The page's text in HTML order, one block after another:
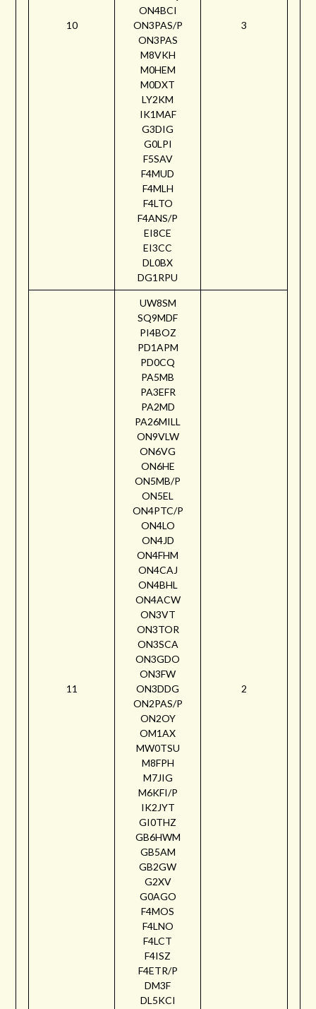
10
ON4BCI
ON3PAS/P
ON3PAS
M8VKH
M0HEM
M0DXT
LY2KM
IK1MAF
G3DIG
G0LPI
F5SAV
F4MUD
F4MLH
F4LTO
F4ANS/P
EI8CE
EI3CC
DL0BX
DG1RPU
3
11
UW8SM
SQ9MDF
PI4BOZ
PD1APM
PD0CQ
PA5MB
PA3EFR
PA2MD
PA26MILL
ON9VLW
ON6VG
ON6HE
ON5MB/P
ON5EL
ON4PTC/P
ON4LO
ON4JD
ON4FHM
ON4CAJ
ON4BHL
ON4ACW
ON3VT
ON3TOR
ON3SCA
ON3GDO
ON3FW
ON3DDG
ON2PAS/P
ON2OY
OM1AX
MW0TSU
M8FPH
M7JIG
M6KFI/P
IK2JYT
GI0THZ
GB6HWM
GB5AM
GB2GW
G2XV
G0AGO
F4MOS
F4LNO
F4LCT
F4ISZ
F4ETR/P
DM3F
DL5KCI
2